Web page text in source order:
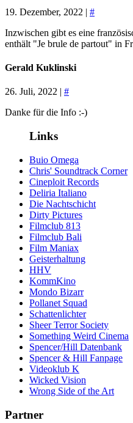
19. Dezember, 2022 | #
Inzwischen gibt es eine
enthält "Je brule de partout" in
Gerald Kuklinski
26. Juli, 2022 | #
Danke für die Info :-)
Links
Buio Omega
Chris' Soundtrack Corner
Cineploit Records
Deliria Italiano
Die Nachtschicht
Dirty Pictures
Filmclub 813
Filmclub Bali
Film Maniax
Geisterhaltung
HHV
KommKino
Mondo Bizarr
Pollanet Squad
Schattenlichter
Sheer Terror Society
Something Weird Cinema
Spencer/Hill Datenbank
Spencer & Hill Fanpage
Videoklub K
Wicked Vision
Wrong Side of the Art
Partner